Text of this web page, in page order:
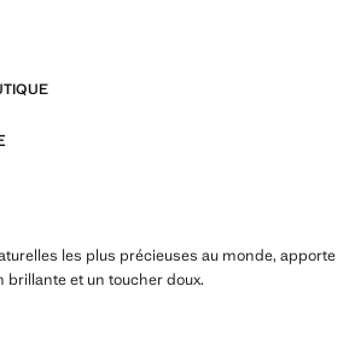
les plus précieuses au monde, apporte
brillante et un toucher doux.